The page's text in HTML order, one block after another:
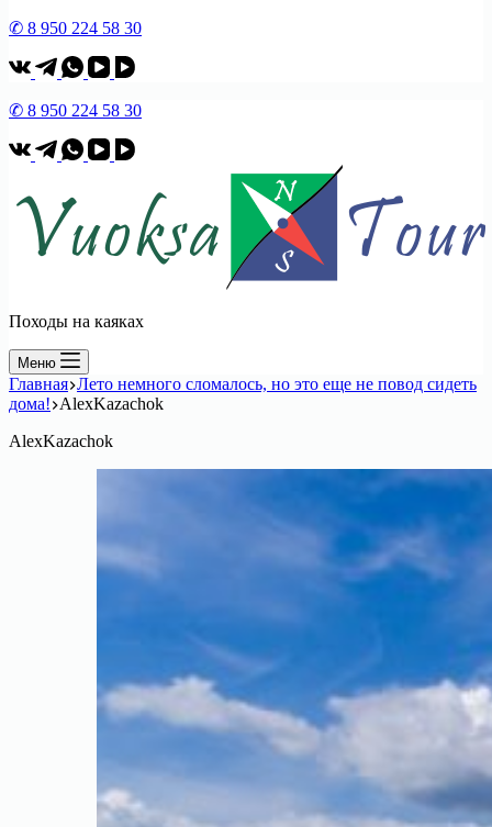
✆ 8 950 224 58 30
✆ 8 950 224 58 30
Походы на каяках
Меню
Главная Лето немного сломалось, но это еще не повод сидеть
дома! AlexKazachok
AlexKazachok